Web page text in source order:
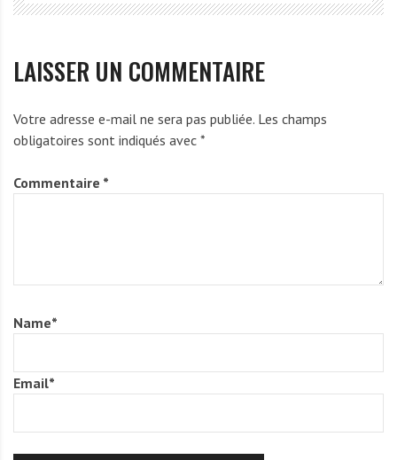
LAISSER UN COMMENTAIRE
Votre adresse e-mail ne sera pas publiée. Les champs
obligatoires sont indiqués avec *
Commentaire *
Name*
Email*